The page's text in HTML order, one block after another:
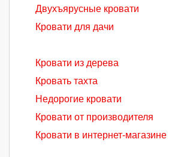
Двухъярусные кровати
Кровати для дачи
Кровати из дерева
Кровать тахта
Недорогие кровати
Кровати от производителя
Кровати в интернет-магазине